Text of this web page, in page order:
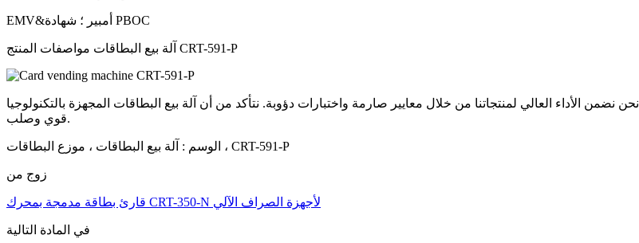
EMV&أمبير ؛ شهادة PBOC
آلة بيع البطاقات مواصفات المنتج CRT-591-P
نحن نضمن الأداء العالي لمنتجاتنا من خلال معايير صارمة واختبارات دؤوبة. نتأكد من أن آلة بيع البطاقات المجهزة بالتكنولوجيا CRT-591-P الخاصة بنا تتصدى للتخريب والظروف المناخية القاسية من خلال مبيت
قوي وصلب.
الوسم : آلة بيع البطاقات ، موزع البطاقات ، CRT-591-P
زوج من
قارئ بطاقة مدمجة بمحرك CRT-350-N لأجهزة الصراف الآلي
في المادة التالية